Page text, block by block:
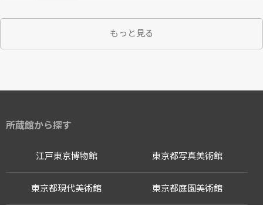
もっと見る
所蔵館から探す
江戸東京博物館 東京都写真美術館
東京都現代美術館 東京都庭園美術館